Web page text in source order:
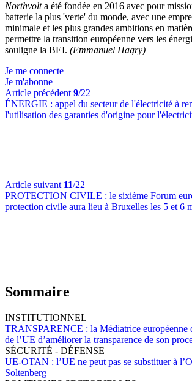
Northvolta été fondée en 2016 avec pour
batterie la plus 'verte' du monde, avec une
minimale et les plus grandes ambitions en
permettre la transition européenne vers les
souligne la BEI. (Emmanuel Hagry)
Je me connecte
Je m'abonne
Article précédent 9/22
ÉNERGIE : appel du secteur de l'électricité à
l'utilisation des garanties d'origine pour
Article suivant 11/22
PROTECTION CIVILE : le sixième Forum
protection civile aura lieu à Bruxelles les 5 et 6
Sommaire
INSTITUTIONNEL
TRANSPARENCE : la Médiatrice européenne
de l’UE d’améliorer la transparence de son
SÉCURITÉ - DÉFENSE
UE-OTAN : l’UE ne peut pas se substituer à
Soltenberg